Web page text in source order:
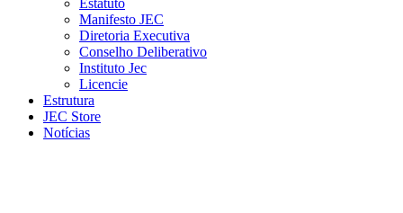
Estatuto
Manifesto JEC
Diretoria Executiva
Conselho Deliberativo
Instituto Jec
Licencie
Estrutura
JEC Store
Notícias